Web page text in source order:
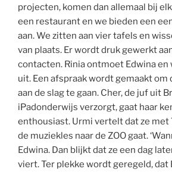
projecten, komen dan allemaal bij
een restaurant en we bieden een
aan. We zitten aan vier tafels en
van plaats. Er wordt druk gewerkt
contacten. Rinia ontmoet Edwina
uit. Een afspraak wordt gemaakt om
aan de slag te gaan. Cher, de juf uit
iPadonderwijs verzorgt, gaat haar
enthousiast. Urmi vertelt dat ze met
de muziekles naar de ZOO gaat.
Edwina. Dan blijkt dat ze een dag
viert. Ter plekke wordt geregeld, dat